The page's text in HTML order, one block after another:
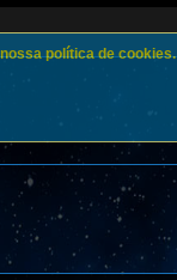
política de cookies.